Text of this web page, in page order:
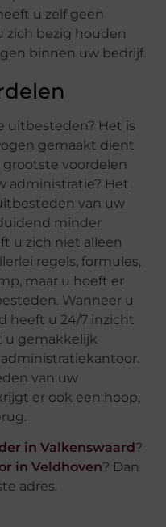
u zelf geen
zich bezig houden
binnen uw bedrijf.
uitbesteden? Het is
gemaakt dient
grootste voordelen
administratie? Het
van uw
minder
u zich niet alleen
regels, formules,
maar u hoeft er
Wanneer u
heeft u 24/7 inzicht
u gemakkelijk
van uw
er ook een hoop,
in Valkenswaard?
in Veldhoven? Dan
adres.